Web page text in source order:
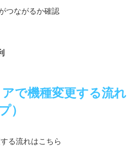
つながるか確認
で機種変更する流れ
）
る流れはこちら